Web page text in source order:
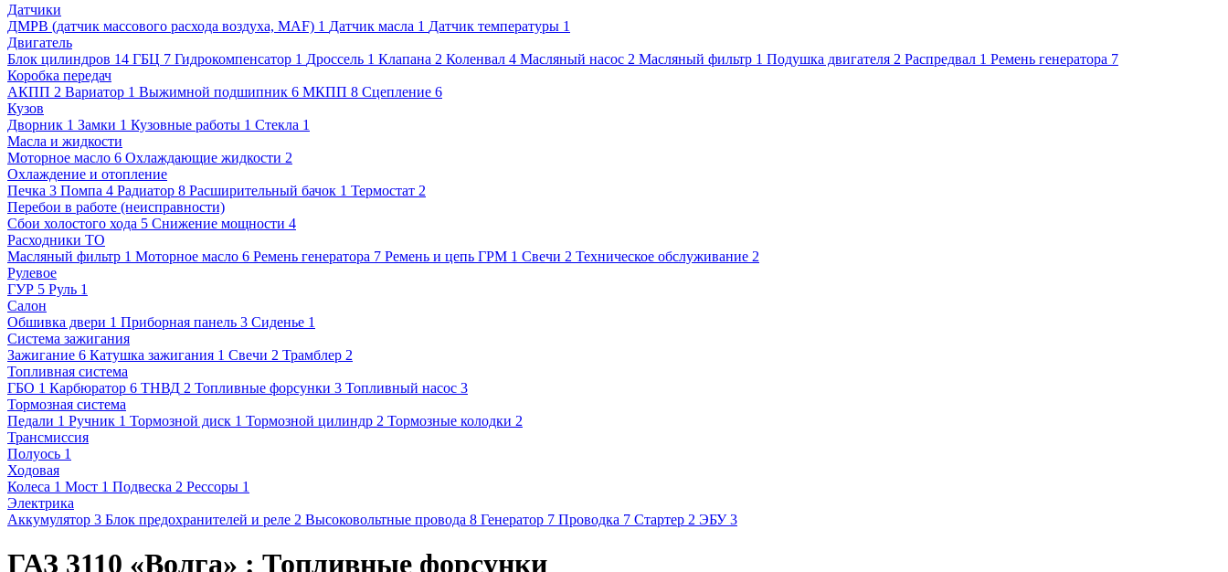
Датчики
ДМРВ (датчик массового расхода воздуха, MAF) 1 Датчик масла 1 Датчик температуры 1
Двигатель
Блок цилиндров 14 ГБЦ 7 Гидрокомпенсатор 1 Дроссель 1 Клапана 2 Коленвал 4 Масляный насос 2 Масляный фильтр 1 Подушка двигателя 2 Распредвал 1 Ремень генератора 7
Коробка передач
АКПП 2 Вариатор 1 Выжимной подшипник 6 МКПП 8 Сцепление 6
Кузов
Дворник 1 Замки 1 Кузовные работы 1 Стекла 1
Масла и жидкости
Моторное масло 6 Охлаждающие жидкости 2
Охлаждение и отопление
Печка 3 Помпа 4 Радиатор 8 Расширительный бачок 1 Термостат 2
Перебои в работе (неисправности)
Сбои холостого хода 5 Снижение мощности 4
Расходники ТО
Масляный фильтр 1 Моторное масло 6 Ремень генератора 7 Ремень и цепь ГРМ 1 Свечи 2 Техническое обслуживание 2
Рулевое
ГУР 5 Руль 1
Салон
Обшивка двери 1 Приборная панель 3 Сиденье 1
Система зажигания
Зажигание 6 Катушка зажигания 1 Свечи 2 Трамблер 2
Топливная система
ГБО 1 Карбюратор 6 ТНВД 2 Топливные форсунки 3 Топливный насос 3
Тормозная система
Педали 1 Ручник 1 Тормозной диск 1 Тормозной цилиндр 2 Тормозные колодки 2
Трансмиссия
Полуось 1
Ходовая
Колеса 1 Мост 1 Подвеска 2 Рессоры 1
Электрика
Аккумулятор 3 Блок предохранителей и реле 2 Высоковольтные провода 8 Генератор 7 Проводка 7 Стартер 2 ЭБУ 3
ГАЗ 3110 «Волга» : Топливные форсунки